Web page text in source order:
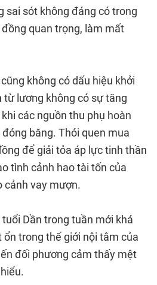
sai sót không đáng có trong
quan trọng, làm mất
không có dấu hiệu khởi
từ lương không có sự tăng
các nguồn thu phụ hoàn
băng. Thói quen mua
để giải tỏa áp lực tinh thần
tình cảnh hao tài tốn của
cảnh vay mượn.
Dần trong tuần mới khá
trong thế giới nội tâm của
đối phương cảm thấy mệt